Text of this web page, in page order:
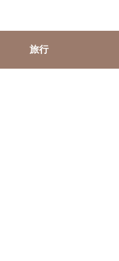
旅行